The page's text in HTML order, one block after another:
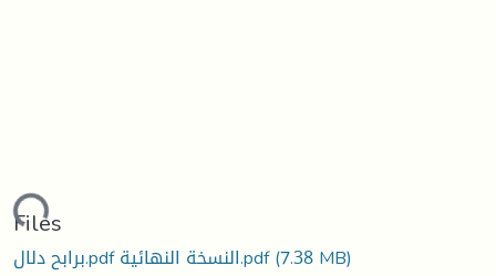
Files
برابح دلال.pdf النسخة النهائية.pdf(7.38 MB)